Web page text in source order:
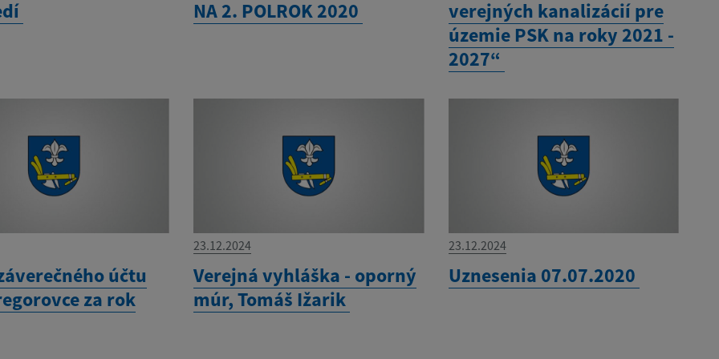
NA 2. POLROK 2020
verejných kanalizácií pre
územie PSK na roky 2021 -
2027“
účtu
za rok
23.12.2024
Verejná vyhláška - oporný
múr, Tomáš Ižarik
23.12.2024
Uznesenia 07.07.2020